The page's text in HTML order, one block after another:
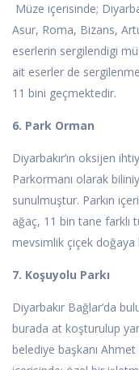
Müze içerisinde;
Asur, Roma, Bizans,
eserlerin sergilendigi
ait eserler de
11 bini geçmektedir.
6. Park Orman
Diyarbakır’ın oksijen
Parkormanı olarak
sunulmuştur. Parkın
ağaç, 11 bin tane farklı
mevsimlik çiçek doğaya
7. Koşuyolu Parkı
Diyarbakır Bağlar’da
burada at koşturulup
belediye başkanı Ahmet